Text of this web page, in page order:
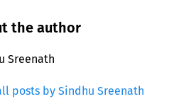
the author
Sreenath
posts by Sindhu Sreenath